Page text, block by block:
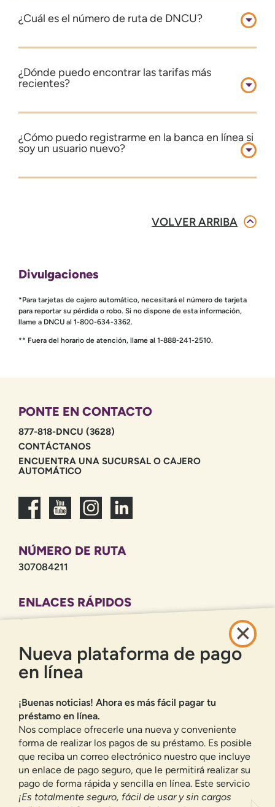
¿Cuál es el número de ruta de DNCU?
¿Dónde puedo encontrar las tarifas más
recientes?
¿Cómo puedo registrarme en la banca en línea si
soy un usuario nuevo?
VOLVER ARRIBA
Divulgaciones
*Para tarjetas de cajero automático, necesitará el número de tarjeta
para reportar su pérdida o robo. Si no dispone de esta información,
llame a DNCU al 1-800-634-3362.
** Fuera del horario de atención, llame al 1-888-241-2510.
PONTE EN CONTACTO
877-818-DNCU (3628)
CONTÁCTANOS
ENCUENTRA UNA SUCURSAL O CAJERO
AUTOMÁTICO
NÚMERO DE RUTA
307084211
ENLACES RÁPIDOS
CARRERAS PROFESIONALES
MAPA DEL SITIO
ACCESO
INSCRIBIRSE
Ofrecemos a los residentes de Nuevo México cuentas corrientes,
cuentas de ahorro, préstamos para automóviles, hipotecas, préstamos
personales, tarjetas de crédito y muchos otros productos y servicios
bancarios.
Nueva plataforma de pago
en línea
¡Buenas noticias! Ahora es más fácil pagar tu
préstamo en línea.
Nos complace ofrecerle una nueva y conveniente
forma de realizar los pagos de su préstamo. Es posible
que reciba un correo electrónico nuestro que incluye
un enlace de pago seguro, que le permitirá realizar su
pago de forma rápida y sencilla en línea. Este servicio
¡Es totalmente seguro, fácil de usar y sin cargos
Valoramos su privacidad.
Utilizamos cookies e
información digital para mejorar la navegación del sitio,